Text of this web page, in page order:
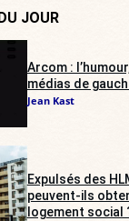
JOUR
Arcom :
médias de
Jean Kast
Expulsés des
peuvent-ils
logement social